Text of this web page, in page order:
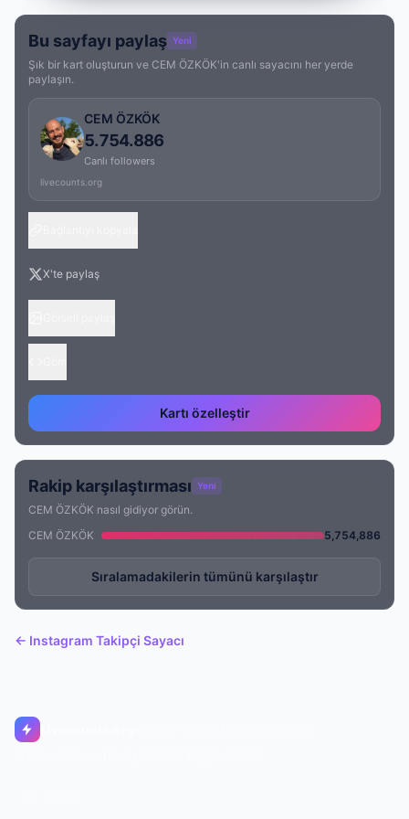
Bu sayfayı paylaş Yeni
Şık bir kart oluşturun ve CEM ÖZKÖK'in canlı sayacını her yerde
paylaşın.
CEM ÖZKÖK
5.754.886
Canlı followers
livecounts.org
X'te paylaş
Kartı özelleştir
Rakip karşılaştırması Yeni
CEM ÖZKÖK nasıl gidiyor görün.
CEM ÖZKÖK
5,754,886
Sıralamadakilerin tümünü karşılaştır
← Instagram Takipçi Sayacı